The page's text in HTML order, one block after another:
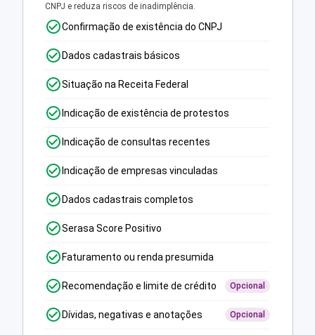
CNPJ e reduza riscos de inadimplência.
Confirmação de existência do CNPJ
Dados cadastrais básicos
Situação na Receita Federal
Indicação de existência de protestos
Indicação de consultas recentes
Indicação de empresas vinculadas
Dados cadastrais completos
Serasa Score Positivo
Faturamento ou renda presumida
Recomendação e limite de crédito Opcional
Dívidas, negativas e anotações Opcional